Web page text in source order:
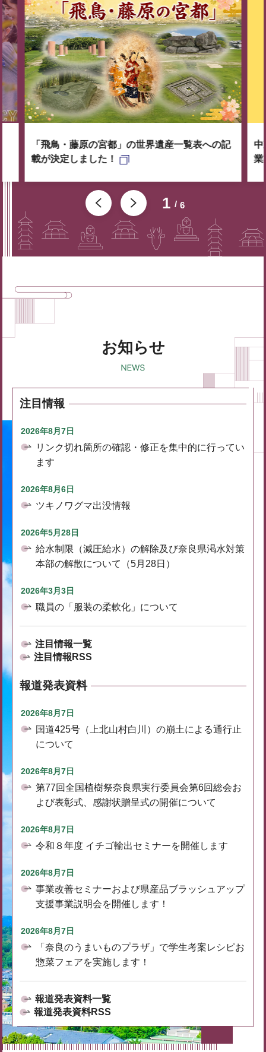
1 6
「飛鳥・藤原の宮都」の世界遺産一覧表への記
載が決定しました！
中
業
お知らせ
注目情報
2026年8月7日
リンク切れ箇所の確認・修正を集中的に行ってい
ます
2026年8月6日
ツキノワグマ出没情報
2026年5月28日
給水制限（減圧給水）の解除及び奈良県渇水対策
本部の解散について（5月28日）
2026年3月3日
職員の「服装の柔軟化」について
注目情報一覧
注目情報RSS
報道発表資料
2026年8月7日
国道425号（上北山村白川）の崩土による通行止
について
2026年8月7日
第77回全国植樹祭奈良県実行委員会第6回総会お
よび表彰式、感謝状贈呈式の開催について
2026年8月7日
令和８年度 イチゴ輸出セミナーを開催します
2026年8月7日
事業改善セミナーおよび県産品ブラッシュアップ
支援事業説明会を開催します！
2026年8月7日
「奈良のうまいものプラザ」で学生考案レシピお
惣菜フェアを実施します！
報道発表資料一覧
報道発表資料RSS